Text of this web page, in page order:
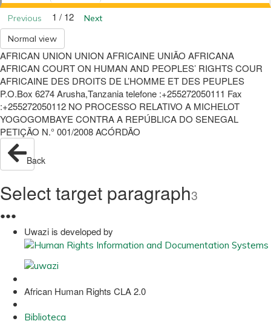
Previous 1 / 12
Next
Normal view
AFRICAN UNION UNION AFRICAINE UNIÃO AFRICANA
AFRICAN COURT ON HUMAN AND PEOPLES’ RIGHTS COUR
AFRICAINE DES DROITS DE L’HOMME ET DES PEUPLES
P.O.Box 6274 Arusha,Tanzania telefone :+255272050111 Fax
:+255272050112 NO PROCESSO RELATIVO A MICHELOT
YOGOGOMBAYE CONTRA A REPÚBLICA DO SENEGAL
PETIÇÃO N.° 001/2008 ACÓRDÃO
Back
Select target paragraph3
●●●
Uwazi is developed by
African Human Rights CLA 2.0
Biblioteca